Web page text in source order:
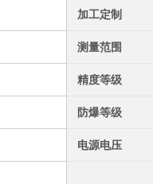
加工定制
测量范围
精度等级
防爆等级
电源电压